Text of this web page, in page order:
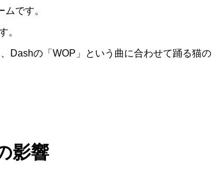
です。
。
Dashの「WOP」という曲に合わせて踊る猫の
影響